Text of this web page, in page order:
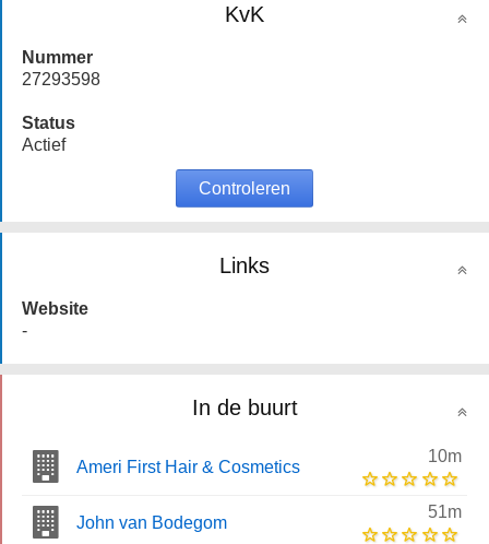
KvK
Nummer
27293598
Status
Actief
Controleren
Links
Website
-
In de buurt
Ameri First Hair & Cosmetics
10m
John van Bodegom
51m